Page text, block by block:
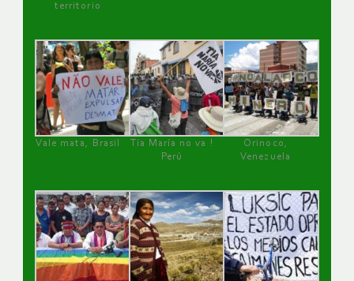
territorio
Vale mata, Brasil
Tía María no va !
Perú
Orinoco,
Venezuela